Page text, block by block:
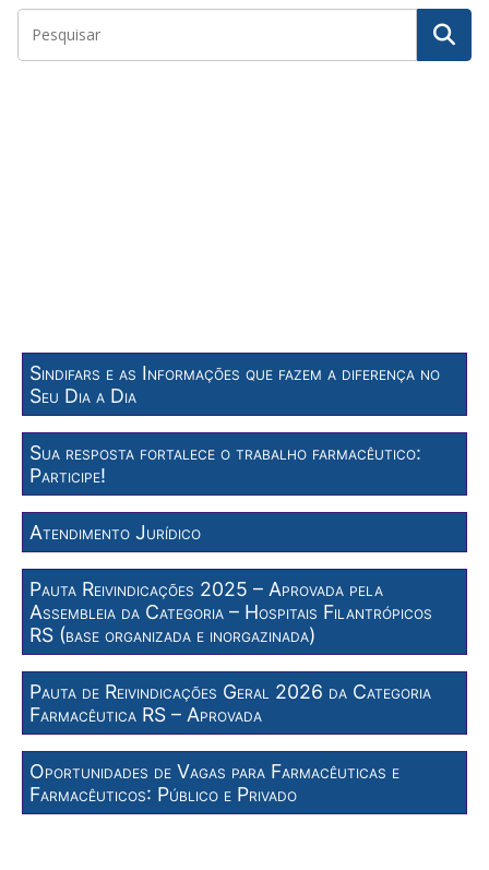
Sindifars e as Informações que fazem a diferença no
Seu Dia a Dia
Sua resposta fortalece o trabalho farmacêutico:
Participe!
Atendimento Jurídico
Pauta Reivindicações 2025 – Aprovada pela
Assembleia da Categoria – Hospitais Filantrópicos
RS (base organizada e inorgazinada)
Pauta de Reivindicações Geral 2026 da Categoria
Farmacêutica RS – Aprovada
Oportunidades de Vagas para Farmacêuticas e
Farmacêuticos: Público e Privado